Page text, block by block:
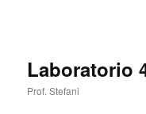
Laboratorio
Prof. Stefani